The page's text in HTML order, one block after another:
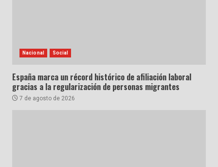
Nacional Social
España marca un récord histórico de afiliación laboral
gracias a la regularización de personas migrantes
7 de agosto de 2026